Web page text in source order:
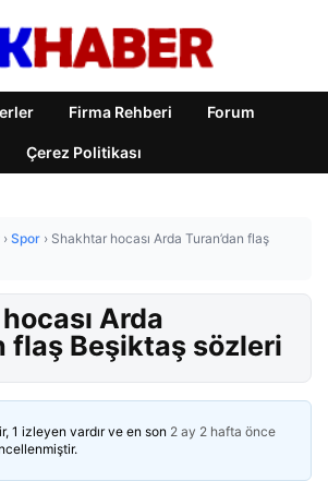
Firma Rehberi Forum
Çerez Politikası
› Spor › Shakhtar hocası Arda Turan’dan flaş
Arda
flaş Beşiktaş sözleri
1 izleyen vardır ve en son 2 ay 2 hafta önce